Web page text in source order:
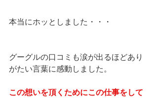
本当にホッとしました・・・
グーグルの口コミも涙が出るほどあり
がたい言葉に感動しました。
この想いを頂くためにこの仕事をして